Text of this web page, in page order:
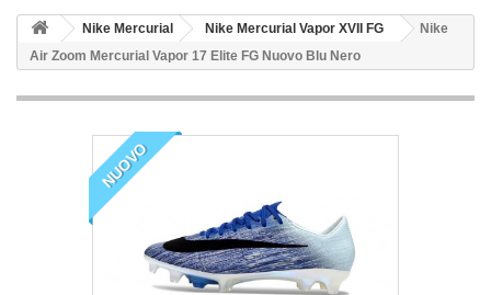
Nike Mercurial Nike Mercurial Vapor XVII FG
Nike
Air Zoom Mercurial Vapor 17 Elite FG Nuovo Blu Nero
NUOVO